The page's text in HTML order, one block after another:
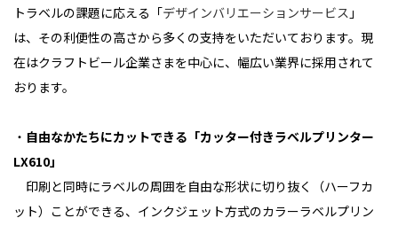
トラベルの課題に応える「デザインバリエーションサービス 」
は、その利便性の高さから多くの支持をいただいております。現
在はクラフトビール企業さまを中心に、幅広い業界に採用されて
おります。
・ 自由なかたちにカットできる「カッター付きラベルプリンター
LX610」
印刷と同時にラベルの周囲を自由な形状に切り抜く（ハーフカ
ット）ことができる、インクジェット方式のカラーラベルプリン